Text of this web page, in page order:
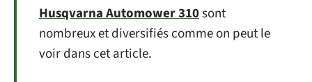
Husqvarna Automower 310sont
nombreux et diversifiés comme on peut le
voir dans cet article.